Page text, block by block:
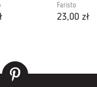
Faristo
23,00 zł